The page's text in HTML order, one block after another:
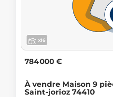
x16
784 000 €
À vendre Maison 9
Saint-jorioz 74410